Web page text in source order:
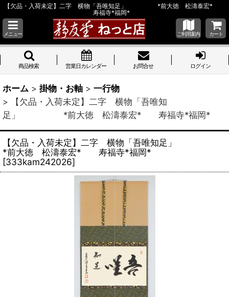
【欠品・入荷未定】二字 横物「吾唯知足」 *前大徳 松濤泰宏*
寿福寺*福岡*
メニュー ご利用案内 カート
商品検索 営業日カレンダー お問合せ ログイン
ホーム > 掛物・お軸 > 一行物
>
【欠品・入荷未定】二字 横物「吾唯知
足」 *前大徳 松濤泰宏* 寿福寺*福岡*
【欠品・入荷未定】二字 横物「吾唯知足」
*前大徳 松濤泰宏* 寿福寺*福岡*
[333kam242026]